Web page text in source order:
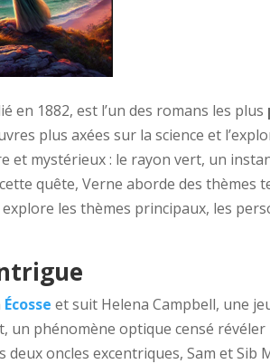
en 1882, est l’un des romans les plus
plus axées sur la science et
et mystérieux : le rayon vert, un
quête, Verne aborde des thèmes
les thèmes principaux, les
Écosse et suit Helena Campbell, une
un phénomène optique censé
deux oncles excentriques, Sam et